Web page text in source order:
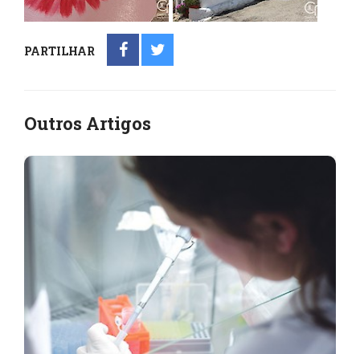
PARTILHAR
Outros Artigos